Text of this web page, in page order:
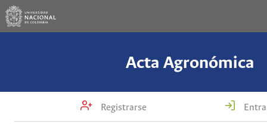
Acta Agronómica
Registrarse